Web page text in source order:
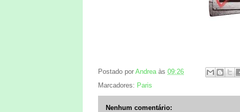
Postado por Andrea às 09:26
Marcadores: Paris
Nenhum comentário: